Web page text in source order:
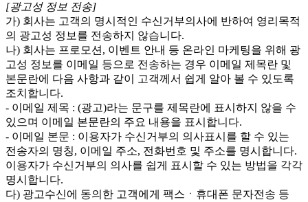
[광고성 정보 전송]
가) 회사는 고객의 명시적인 수신거부의사에 반하여 영리목적
의 광고성 정보를 전송하지 않습니다.
나) 회사는 프로모션, 이벤트 안내 등 온라인 마케팅을 위해 광
고성 정보를 이메일 등으로 전송하는 경우 이메일 제목란 및
본문란에 다음 사항과 같이 고객께서 쉽게 알아 볼 수 있도록
조치합니다.
- 이메일 제목 : (광고)라는 문구를 제목란에 표시하지 않을 수
있으며 이메일 본문란의 주요 내용을 표시합니다.
- 이메일 본문 : 이용자가 수신거부의 의사표시를 할 수 있는
전송자의 명칭, 이메일 주소, 전화번호 및 주소를 명시합니다.
이용자가 수신거부의 의사를 쉽게 표시할 수 있는 방법을 각각
명시합니다.
다) 광고수신에 동의한 고객에게 팩스ㆍ휴대폰 문자전송 등